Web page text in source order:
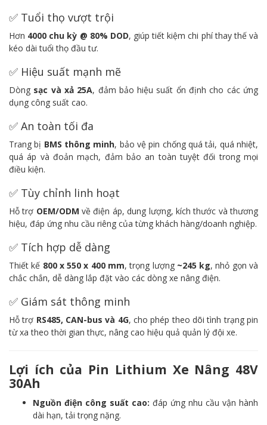
✅ Tuổi thọ vượt trội
Hơn 4000 chu kỳ @ 80% DOD, giúp tiết kiệm chi phí thay thế và
kéo dài tuổi thọ đầu tư.
✅ Hiệu suất mạnh mẽ
Dòng sạc và xả 25A, đảm bảo hiệu suất ổn định cho các ứng
dụng công suất cao.
✅ An toàn tối đa
Trang bị BMS thông minh, bảo vệ pin chống quá tải, quá nhiệt,
quá áp và đoản mạch, đảm bảo an toàn tuyệt đối trong mọi
điều kiện.
✅ Tùy chỉnh linh hoạt
Hỗ trợ OEM/ODM về điện áp, dung lượng, kích thước và thương
hiệu, đáp ứng nhu cầu riêng của từng khách hàng/doanh nghiệp.
✅ Tích hợp dễ dàng
Thiết kế 800 x 550 x 400 mm, trọng lượng ~245 kg, nhỏ gọn và
chắc chắn, dễ dàng lắp đặt vào các dòng xe nâng điện.
✅ Giám sát thông minh
Hỗ trợ RS485, CAN-bus và 4G, cho phép theo dõi tình trạng pin
từ xa theo thời gian thực, nâng cao hiệu quả quản lý đội xe.
Lợi ích của Pin Lithium Xe Nâng 48V
30Ah
Nguồn điện công suất cao: đáp ứng nhu cầu vận hành
dài hạn, tải trọng nặng.